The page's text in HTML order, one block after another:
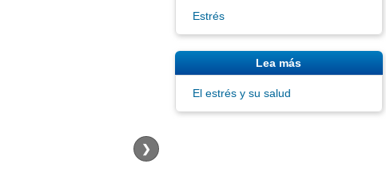
❯
Estrés
Lea más
El estrés y su salud